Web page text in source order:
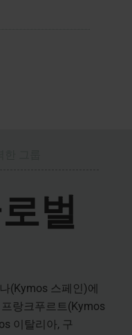
벌
(Kymos 스페인)에
랑크푸르트(Kymos
이탈리아, 구